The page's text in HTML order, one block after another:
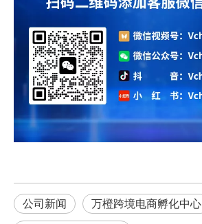
公司新闻 万橙跨境电商孵化中心